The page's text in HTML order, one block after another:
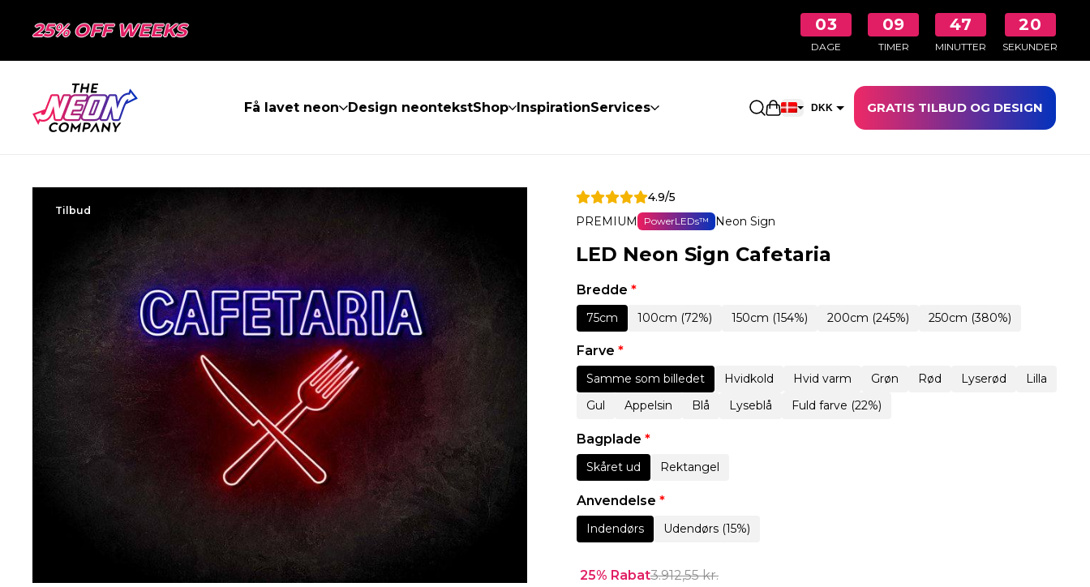
25% OFF WEEKS 03
DAGE
09
TIMER
47
MINUTTER
19
SEKUNDER
Få lavet neon Design neontekstShop InspirationServices Åbn indkøbskurven
DKK GRATIS TILBUD OG DESIGN
Tilbud
4.9/5
PREMIUM
PowerLEDs™ Neon Sign
LED Neon Sign Cafetaria
Bredde *
75cm 100cm (72%) 150cm (154%) 200cm (245%) 250cm (380%)
Farve *
Samme som billedet Hvidkold Hvid varm Grøn Rød Lyserød
Lilla
Gul
Appelsin Blå Lyseblå Fuld farve (22%)
Bagplade *
Skåret ud Rektangel
Anvendelse *
Indendørs Udendørs (15%)
25% Rabat3.912,55kr.